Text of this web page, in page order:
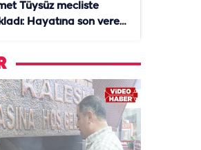
Tüysüz mecliste
Hayatına son veren